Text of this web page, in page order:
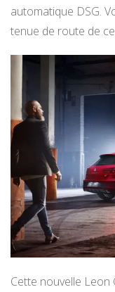
automatique DSG.
tenue de route de
Cette nouvelle